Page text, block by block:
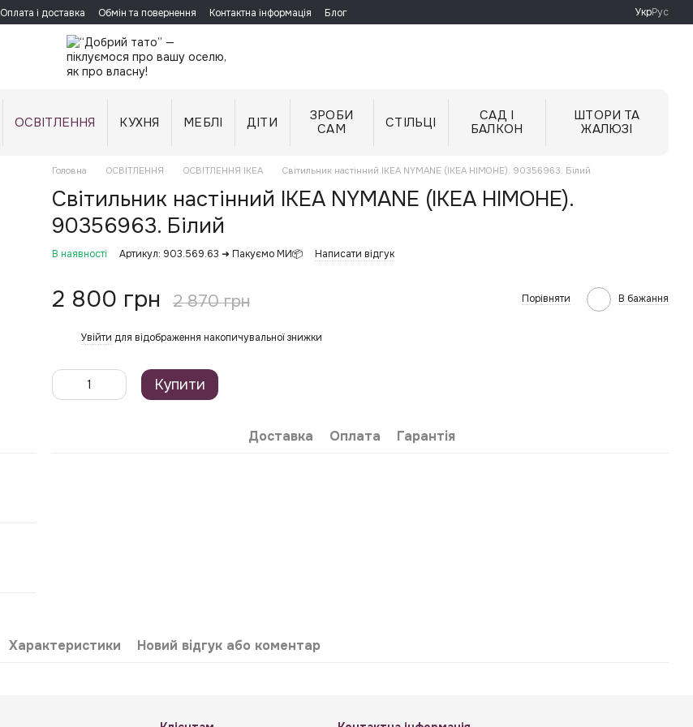
Оплата і доставка Обмін та повернення Контактна інформація Блог УкрРус
ОСВІТЛЕННЯ КУХНЯ МЕБЛІ ДІТИ
ЗРОБИ
САМ
СТІЛЬЦІ
САД І
БАЛКОН
ШТОРИ ТА
ЖАЛЮЗІ
Головна ОСВІТЛЕННЯ ОСВІТЛЕННЯ IKEA Світильник настінний IKEA NYMANE (ІКЕА НІМОНЕ). 90356963. Білий
Світильник настінний IKEA NYMANE (ІКЕА НІМОНЕ).
90356963. Білий
В наявності Артикул: 903.569.63 ➜ Пакуємо МИ📦 Написати відгук
2 800 грн 2 870 грн Порівняти В бажання
Увійти для відображення накопичувальної знижки
Купити
Доставка Оплата Гарантія
Характеристики Новий відгук або коментар